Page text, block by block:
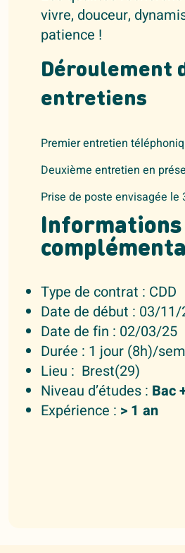
vivre, douceur,
patience !
Déroulement
entretiens
Premier entretien
Deuxième entretien en
Prise de poste envisagée le
Informations
Type de contrat : CDD
Date de début : 03/
Date de fin : 02/03/25
Durée : 1 jour (8h)/
Lieu : Brest(29)
Niveau d’études : Bac
Expérience : > 1 an